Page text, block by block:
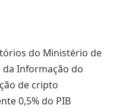
do Ministério de
da Informação do
de cripto
0,5% do PIB